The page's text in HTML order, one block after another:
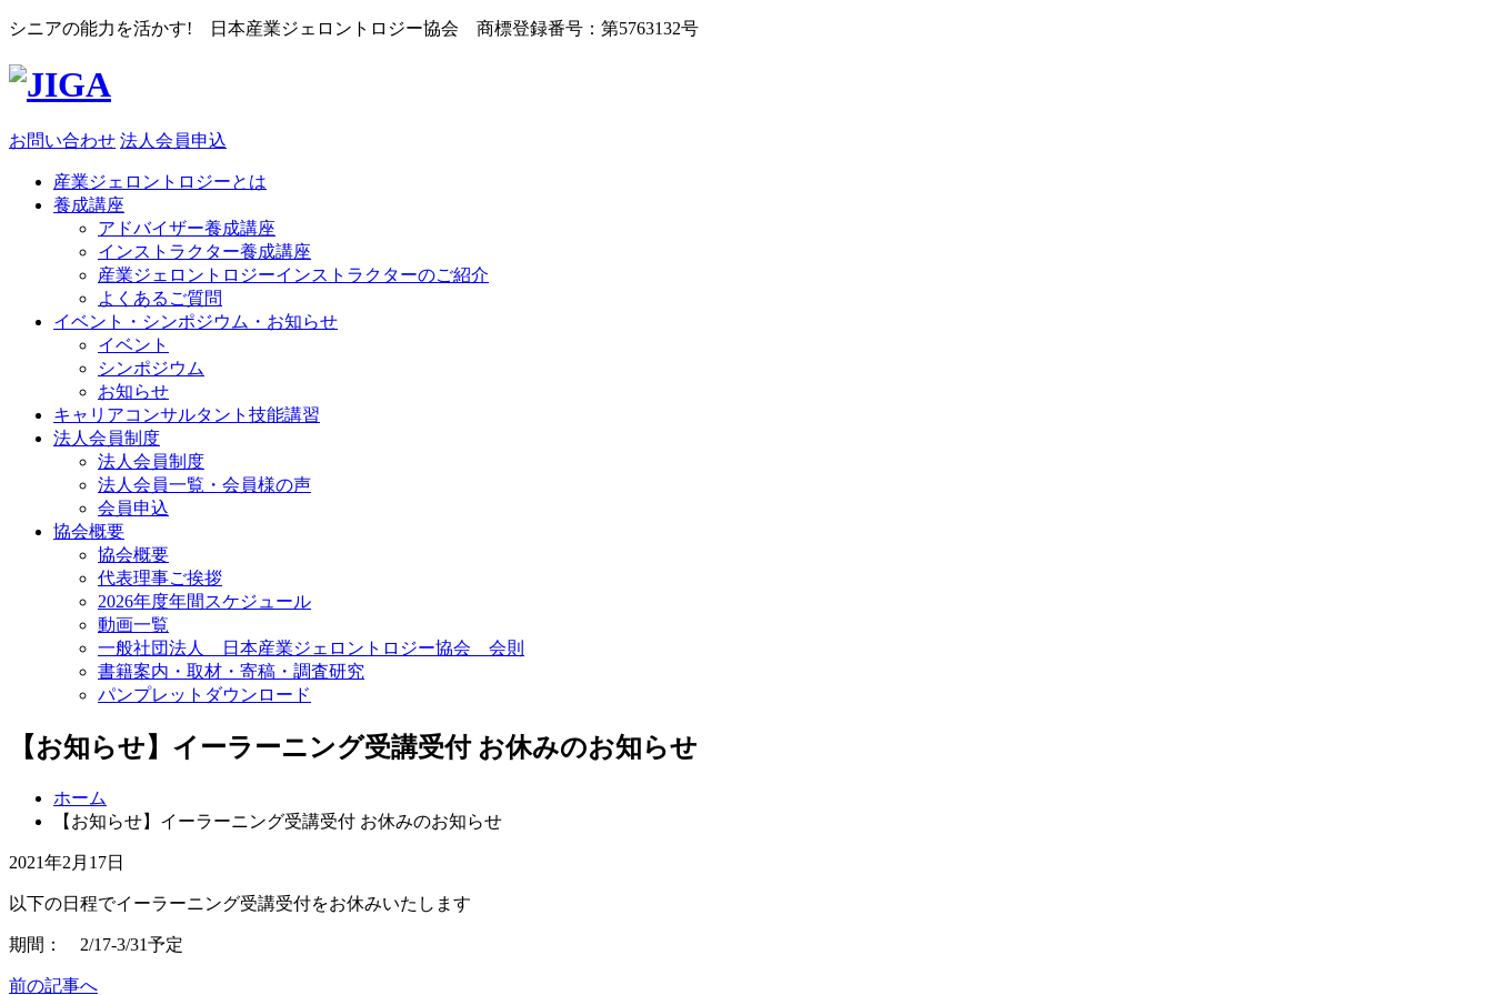
シニアの能力を活かす! 日本産業ジェロントロジー協会 商標登録番号：第5763132号
お問い合わせ 法人会員申込
産業ジェロントロジーとは
養成講座
アドバイザー養成講座
インストラクター養成講座
産業ジェロントロジーインストラクターのご紹介
よくあるご質問
イベント・シンポジウム・お知らせ
イベント
シンポジウム
お知らせ
キャリアコンサルタント技能講習
法人会員制度
法人会員制度
法人会員一覧・会員様の声
会員申込
協会概要
協会概要
代表理事ご挨拶
2026年度年間スケジュール
動画一覧
一般社団法人 日本産業ジェロントロジー協会 会則
書籍案内・取材・寄稿・調査研究
パンプレットダウンロード
【お知らせ】イーラーニング受講受付 お休みのお知らせ
ホーム
【お知らせ】イーラーニング受講受付 お休みのお知らせ
2021年2月17日
以下の日程でイーラーニング受講受付をお休みいたします
期間： 2/17-3/31予定
前の記事へ